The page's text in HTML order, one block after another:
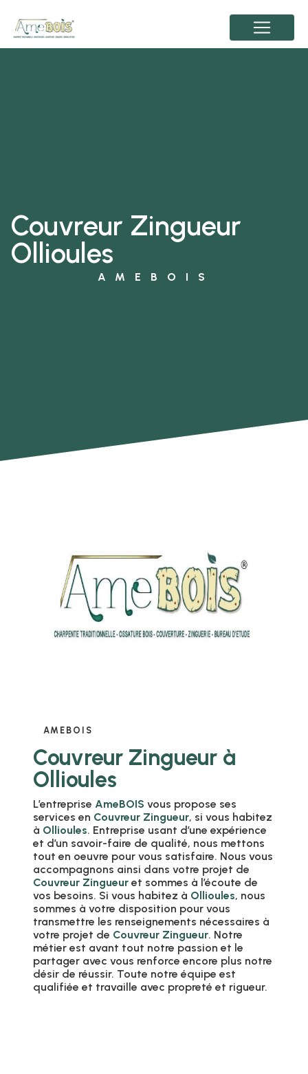
Couvreur Zingueur
Ollioules
AMEBOIS
AMEBOIS
Couvreur Zingueur à
Ollioules
L’entrepriseAmeBOIS vous propose ses
services en Couvreur Zingueur, si vous habitez
à Ollioules. Entreprise usant d’une expérience
et d’un savoir-faire de qualité, nous mettons
tout en oeuvre pour vous satisfaire. Nous vous
accompagnons ainsi dans votre projet de
Couvreur Zingueur et sommes à l’écoute de
vos besoins. Si vous habitez à Ollioules, nous
sommes à votre disposition pour vous
transmettre les renseignements nécessaires à
votre projet de Couvreur Zingueur. Notre
métier est avant tout notre passion et le
partager avec vous renforce encore plus notre
désir de réussir. Toute notre équipe est
qualifiée et travaille avec propreté et rigueur.